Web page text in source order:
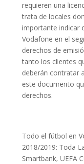
requieren una
trata de locales
importante indicar
Vodafone en el
derechos de
tanto los clientes
deberán contratar
este documento
derechos.
Todo el fútbol en
2018/2019: Toda
Smartbank, UEFA